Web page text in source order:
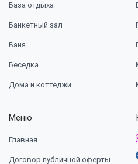
База отдыха
Банкетный зал
Баня
Беседка
Дома и коттеджи
Меню
Главная
Договор публичной оферты